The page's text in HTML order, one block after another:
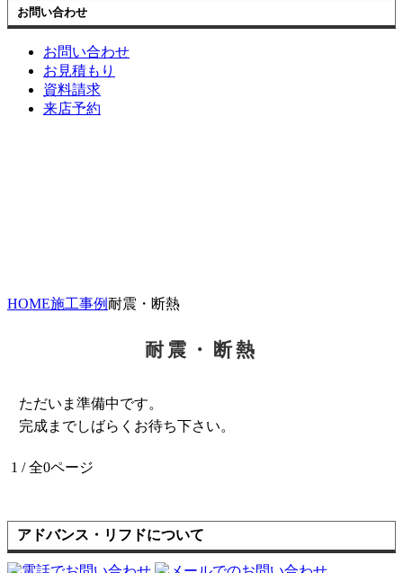
お問い合わせ
お問い合わせ
お見積もり
資料請求
来店予約
HOME施工事例耐震・断熱
耐震・断熱
ただいま準備中です。
完成までしばらくお待ち下さい。
1 / 全0ページ
アドバンス・リフドについて